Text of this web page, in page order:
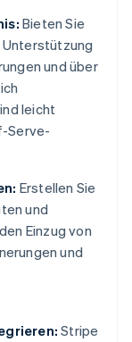
Bieten Sie
und über
leicht
Serve-
Erstellen Sie
und
Einzug von
und
Stripe